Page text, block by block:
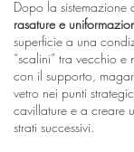
Dopo la sistemazione
rasature e
superficie a una
“scalini” tra vecchio
con il supporto,
vetro nei punti
cavillature e a creare
strati successivi.